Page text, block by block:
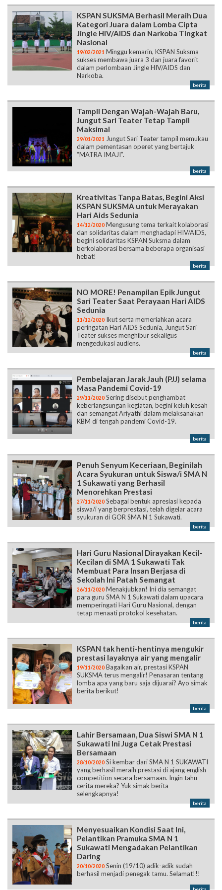
KSPAN SUKSMA Berhasil Meraih Dua
Kategori Juara dalam Lomba Cipta
Jingle HIV/AIDS dan Narkoba Tingkat
Nasional
19/02/2021 Minggu kemarin, KSPAN Suksma
sukses membawa juara 3 dan juara favorit
dalam perlombaan Jingle HIV/AIDS dan
Narkoba.
berita
Tampil Dengan Wajah-Wajah Baru,
Jungut Sari Teater Tetap Tampil
Maksimal
29/01/2021 Jungut Sari Teater tampil memukau
dalam pementasan operet yang bertajuk
“MATRA IMAJI”.
berita
Kreativitas Tanpa Batas, Begini Aksi
KSPAN SUKSMA untuk Merayakan
Hari Aids Sedunia
14/12/2020 Mengusung tema terkait kolaborasi
dan solidaritas dalam menghadapi HIV/AIDS,
begini solidaritas KSPAN Suksma dalam
berkolaborasi bersama beberapa organisasi
hebat!
berita
NO MORE! Penampilan Epik Jungut
Sari Teater Saat Perayaan Hari AIDS
Sedunia
11/12/2020 Ikut serta memeriahkan acara
peringatan Hari AIDS Sedunia, Jungut Sari
Teater sukses menghibur sekaligus
mengedukasi audiens.
berita
Pembelajaran Jarak Jauh (PJJ) selama
Masa Pandemi Covid-19
29/11/2020 Sering disebut penghambat
keberlangsungan kegiatan, begini keluh kesah
dan semangat Ariyathi dalam melaksanakan
KBM di tengah pandemi Covid-19.
berita
Penuh Senyum Keceriaan, Beginilah
Acara Syukuran untuk Siswa/i SMA N
1 Sukawati yang Berhasil
Menorehkan Prestasi
27/11/2020 Sebagai bentuk apresiasi kepada
siswa/i yang berprestasi, telah digelar acara
syukuran di GOR SMA N 1 Sukawati.
berita
Hari Guru Nasional Dirayakan Kecil-
Kecilan di SMA 1 Sukawati Tak
Membuat Para Insan Berjasa di
Sekolah Ini Patah Semangat
26/11/2020 Menakjubkan! Ini dia semangat
para guru SMA N 1 Sukawati dalam upacara
memperingati Hari Guru Nasional, dengan
tetap menaati protokol kesehatan.
berita
KSPAN tak henti-hentinya mengukir
prestasi layaknya air yang mengalir
19/11/2020 Bagaikan air, prestasi KSPAN
SUKSMA terus mengalir! Penasaran tentang
lomba apa yang baru saja dijuarai? Ayo simak
berita berikut!
berita
Lahir Bersamaan, Dua Siswi SMA N 1
Sukawati Ini Juga Cetak Prestasi
Bersamaan
28/10/2020 Si kembar dari SMA N 1 SUKAWATI
yang berhasil meraih prestasi di ajang english
competition secara bersamaan. Ingin tahu
cerita mereka? Yuk simak berita
selengkapnya!
berita
Menyesuaikan Kondisi Saat Ini,
Pelantikan Pramuka SMA N 1
Sukawati Mengadakan Pelantikan
Daring
20/10/2020 Senin (19/10) adik-adik sudah
berhasil menjadi penegak tamu. Selamat!!!